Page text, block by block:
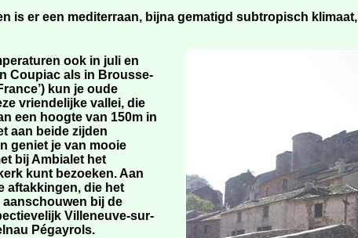
is er een mediterraan, bijna gematigd subtropisch klimaat,
ook in juli en
Coupiac als in Brousse-
kun je oude
vriendelijke vallei, die
een hoogte van 150m in
aan beide zijden
geniet je van mooie
bij Ambialet het
kunt bezoeken. Aan
aftakkingen, die het
bij de
Villeneuve-sur-
Pégayrols.